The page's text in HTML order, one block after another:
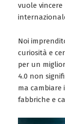
vuole
Noi
curiosità e
per un
4.0 non
ma cambiare
fabbriche e